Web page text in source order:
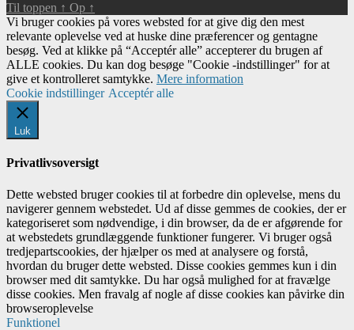
Til toppen ↑ Op ↑
Vi bruger cookies på vores websted for at give dig den mest
relevante oplevelse ved at huske dine præferencer og gentagne
besøg. Ved at klikke på “Acceptér alle” accepterer du brugen af ​​
ALLE cookies. Du kan dog besøge "Cookie -indstillinger" for at
give et kontrolleret samtykke. Mere information
Cookie indstillinger Acceptér alle
Luk
Privatlivsoversigt
Dette websted bruger cookies til at forbedre din oplevelse, mens du
navigerer gennem webstedet. Ud af disse gemmes de cookies, der er
kategoriseret som nødvendige, i din browser, da de er afgørende for
at webstedets grundlæggende funktioner fungerer. Vi bruger også
tredjepartscookies, der hjælper os med at analysere og forstå,
hvordan du bruger dette websted. Disse cookies gemmes kun i din
browser med dit samtykke. Du har også mulighed for at fravælge
disse cookies. Men fravalg af nogle af disse cookies kan påvirke din
browseroplevelse
Funktionel